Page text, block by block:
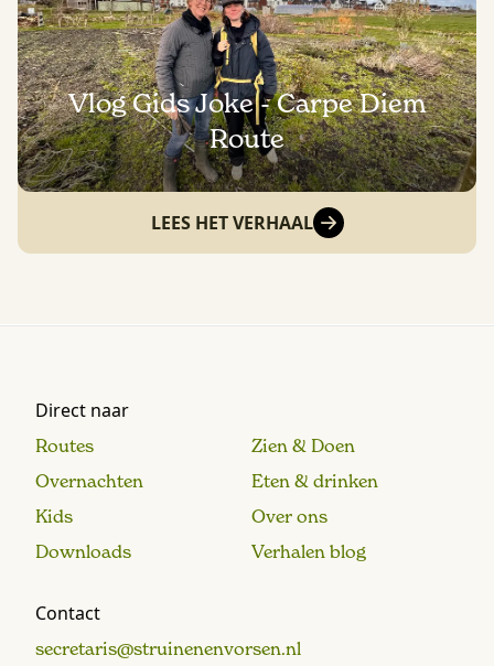
Vlog Gids Joke - Carpe Diem
Route
LEES HET VERHAAL
Direct naar
Routes
Zien & Doen
Overnachten
Eten & drinken
Kids
Over ons
Downloads
Verhalen blog
Contact
secretaris@struinenenvorsen.nl